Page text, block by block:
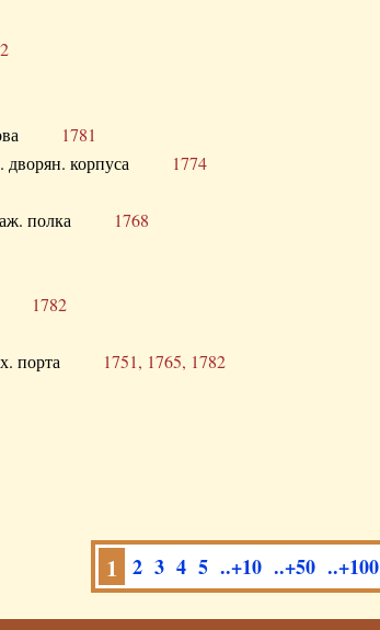
1781
дворян. корпуса 1774
полка 1768
1782
порта 1751, 1765, 1782
1 2 3 4 5 ..+10 ..+50 ..+100